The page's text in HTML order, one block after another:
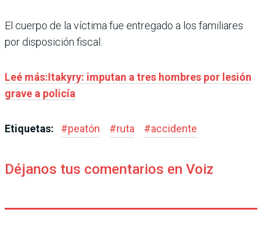
El cuerpo de la víctima fue entregado a los familiares
por disposición fiscal.
Leé más:Itakyry: imputan a tres hombres por lesión
grave a policía
Etiquetas: #peatón #ruta #accidente
Déjanos tus comentarios en Voiz